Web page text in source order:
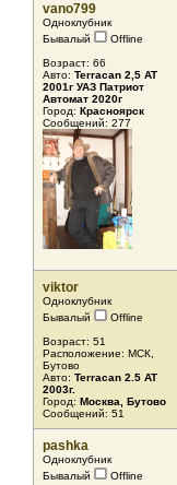
vano799
Одноклубник
Бывалый
Offline
Возраст: 66
Авто: Terracan 2,5 AT
2001г УАЗ Патриот
Автомат 2020г
Город: Красноярск
Сообщений: 277
viktor
Одноклубник
Бывалый
Offline
Возраст: 51
Расположение: МСК,
Бутово
Авто: Terracan 2.5 AT
2003г.
Город: Москва, Бутово
Сообщений: 51
pashka
Одноклубник
Бывалый
Offline